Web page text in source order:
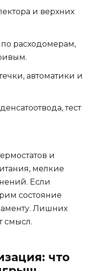
и верхних
расходомерам,
автоматики и
тест
и
мелкие
Если
состояние
Лишних
смысл.
что